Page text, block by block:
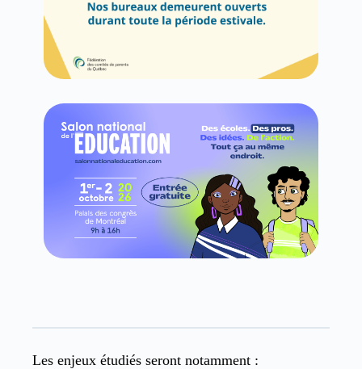
Les enjeux étudiés seront notamment :